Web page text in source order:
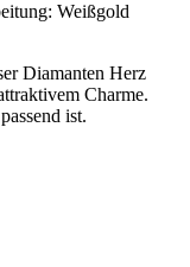
Weißgold
Diamanten Herz
Charme.
ist.